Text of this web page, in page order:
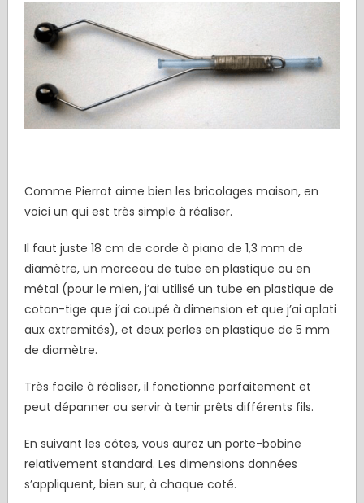
Comme Pierrot aime bien les bricolages maison, en
voici un qui est très simple à réaliser.
Il faut juste 18 cm de corde à piano de 1,3 mm de
diamètre, un morceau de tube en plastique ou en
métal (pour le mien, j’ai utilisé un tube en plastique de
coton-tige que j’ai coupé à dimension et que j’ai aplati
aux extremités), et deux perles en plastique de 5 mm
de diamètre.
Très facile à réaliser, il fonctionne parfaitement et
peut dépanner ou servir à tenir prêts différents fils.
En suivant les côtes, vous aurez un porte-bobine
relativement standard. Les dimensions données
s’appliquent, bien sur, à chaque coté.